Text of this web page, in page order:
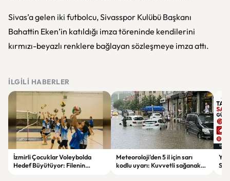
Sivas’a gelen iki futbolcu, Sivasspor Kulübü Başkanı
Bahattin Eken’in katıldığı imza töreninde kendilerini
kırmızı-beyazlı renklere bağlayan sözleşmeye imza attı.
İLGILI HABERLER
İzmirli Çocuklar Voleybolda
Hedef Büyütüyor: Filenin
Meteoroloji'den 5 il için sarı
kodlu uyarı: Kuvvetli sağanak